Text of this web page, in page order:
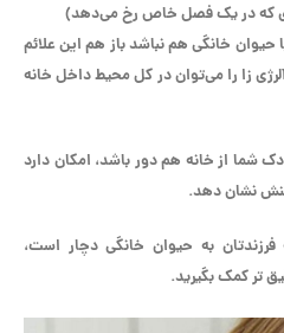
که در یک فصل خاص رخ می‌دهد)
خانگی هم نباشد باز هم این علائم
زا را می‌توان در کل محیط داخل خانه
شما از خانه هم دور باشد، امکان دارد
نشان دهد.
فرزندتان به حیوان خانگی دچار است،
تر کمک بگیرید.